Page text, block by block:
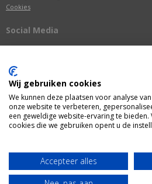
Cookies
Social Media
Webshop door
Wij gebruiken cookies
We kunnen deze plaatsen voor analyse
onze website te verbeteren,
een geweldige website-ervaring te
cookies die we gebruiken opent u de
Accepteer alles